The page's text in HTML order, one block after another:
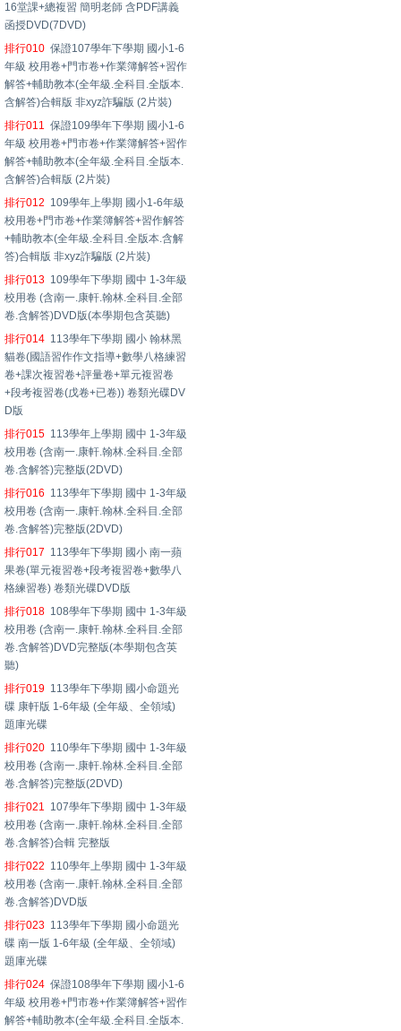
16堂課+總複習 簡明老師 含PDF講義
函授DVD(7DVD)
排行010 保證107學年下學期 國小1-6
年級 校用卷+門市卷+作業簿解答+習作
解答+輔助教本(全年級.全科目.全版本.
含解答)合輯版 非xyz詐騙版 (2片裝)
排行011 保證109學年下學期 國小1-6
年級 校用卷+門市卷+作業簿解答+習作
解答+輔助教本(全年級.全科目.全版本.
含解答)合輯版 (2片裝)
排行012 109學年上學期 國小1-6年級
校用卷+門市卷+作業簿解答+習作解答
+輔助教本(全年級.全科目.全版本.含解
答)合輯版 非xyz詐騙版 (2片裝)
排行013 109學年下學期 國中 1-3年級
校用卷 (含南一.康軒.翰林.全科目.全部
卷.含解答)DVD版(本學期包含英聽)
排行014 113學年下學期 國小 翰林黑
貓卷(國語習作作文指導+數學八格練習
卷+課次複習卷+評量卷+單元複習卷
+段考複習卷(戊卷+已卷)) 卷類光碟DV
D版
排行015 113學年上學期 國中 1-3年級
校用卷 (含南一.康軒.翰林.全科目.全部
卷.含解答)完整版(2DVD)
排行016 113學年下學期 國中 1-3年級
校用卷 (含南一.康軒.翰林.全科目.全部
卷.含解答)完整版(2DVD)
排行017 113學年下學期 國小 南一蘋
果卷(單元複習卷+段考複習卷+數學八
格練習卷) 卷類光碟DVD版
排行018 108學年下學期 國中 1-3年級
校用卷 (含南一.康軒.翰林.全科目.全部
卷.含解答)DVD完整版(本學期包含英
聽)
排行019 113學年下學期 國小命題光
碟 康軒版 1-6年級 (全年級、全領域)
題庫光碟
排行020 110學年下學期 國中 1-3年級
校用卷 (含南一.康軒.翰林.全科目.全部
卷.含解答)完整版(2DVD)
排行021 107學年下學期 國中 1-3年級
校用卷 (含南一.康軒.翰林.全科目.全部
卷.含解答)合輯 完整版
排行022 110學年上學期 國中 1-3年級
校用卷 (含南一.康軒.翰林.全科目.全部
卷.含解答)DVD版
排行023 113學年下學期 國小命題光
碟 南一版 1-6年級 (全年級、全領域)
題庫光碟
排行024 保證108學年下學期 國小1-6
年級 校用卷+門市卷+作業簿解答+習作
解答+輔助教本(全年級.全科目.全版本.